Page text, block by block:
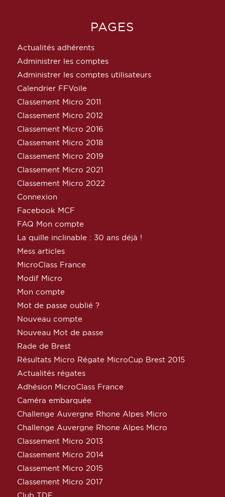
PAGES
Actualités adhérents
Administrer les comptes
Administrer les comptes utilisateurs
Calendrier FFVoile
Classement Micro 2011
Classement Micro 2012
Classement Micro 2016
Classement Micro 2018
Classement Micro 2019
Classement Micro 2021
Classement Micro 2022
Connexion
Facebook MCF
FAQ Mon compte
La quille inclinable : 30 ans déjà !
Mess articles
MicroClass France
Modif Micro
Mon compte
Mot de passe oublié ?
Nouveau compte
Nouveau Mot de passe
Rade de Brest
Résultats Micro Régate MicroCup Brest 2015
Actualités régates
Adhésion MicroClass France
Caméra embarquée
Challenge Auvergne Rhone Alpes Micro
Challenge Auvergne Rhone Alpes Micro
Classement Micro 2013
Classement Micro 2014
Classement Micro 2015
Classement Micro 2017